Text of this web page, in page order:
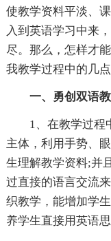
使教学资料平淡、
入到英语学习中来
尽。那么，怎样才
我教学过程中的几
一、勇创双语教
1、在教学过程中
主体，利用手势、
生理解教学资料;并
过直接的语言交流
织教学，能增加学
养学生直接用英语